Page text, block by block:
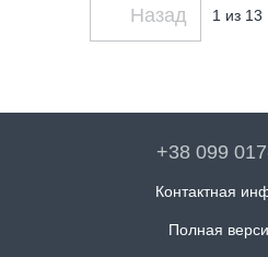
Назад 1из 13
+38 099
Контактная
Полная